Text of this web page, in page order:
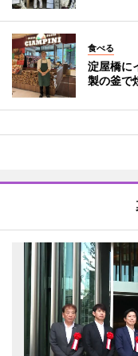
食べる
淀屋橋に
製の釜で